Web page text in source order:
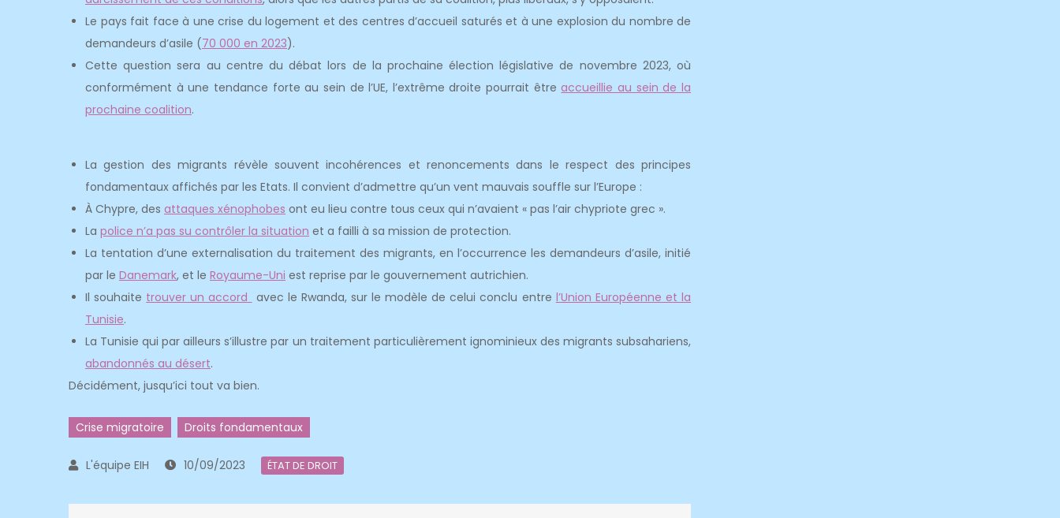
Le pays fait face à une crise du logement et des centres d’accueil saturés et à une explosion du nombre de
demandeurs d’asile (70 000 en 2023).
Cette question sera au centre du débat lors de la prochaine élection législative de novembre 2023, où
conformément à une tendance forte au sein de l’UE, l’extrême droite pourrait êtreaccueillie au sein de la
prochaine coalition.
La gestion des migrants révèle souvent incohérences et renoncements dans le respect des principes
fondamentaux affichés par les Etats. Il convient d’admettre qu’un vent mauvais souffle sur l’Europe :
À Chypre, des attaques xénophobes ont eu lieu contre tous ceux qui n’avaient « pas l’air chypriote grec ».
La police n’a pas su contrôler la situation et a failli à sa mission de protection.
La tentation d’une externalisation du traitement des migrants, en l’occurrence les demandeurs d’asile, initié
par le Danemark, et le Royaume-Uni est reprise par le gouvernement autrichien.
Il souhaite trouver un accord avec le Rwanda, sur le modèle de celui conclu entre l’Union Européenne et la
Tunisie.
La Tunisie qui par ailleurs s’illustre par un traitement particulièrement ignominieux des migrants subsahariens,
abandonnés au désert.
Décidément, jusqu’ici tout va bien.
Crise migratoire Droits fondamentaux
10/09/2023 ÉTAT DE DROIT